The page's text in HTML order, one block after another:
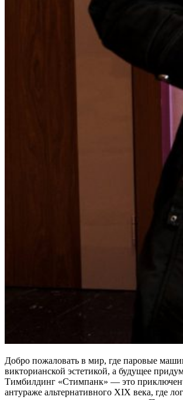
Добро пожаловать в мир, где паровые
викторианской эстетикой, а будущее
Тимбилдинг «Стимпанк» — это
антураже альтернативного XIX века, где